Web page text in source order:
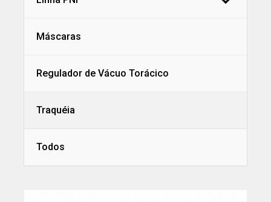
Máscaras
Regulador de Vácuo Torácico
Traquéia
Todos